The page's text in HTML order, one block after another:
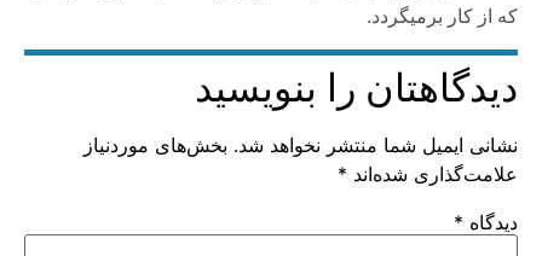
که از کار برمیگردد.
دیدگاهتان را بنویسید
نشانی ایمیل شما منتشر نخواهد شد. بخش‌های موردنیاز
علامت‌گذاری شده‌اند *
دیدگاه *